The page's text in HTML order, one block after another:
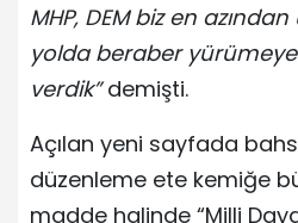
MHP, DEM biz en
yolda beraber
verdik”demişti.
Açılan yeni sayfada
düzenleme ete kemiğe
madde halinde “Milli